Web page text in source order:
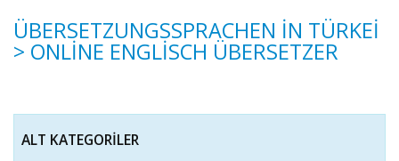
ÜBERSETZUNGSSPRACHEN IN TÜRKEI
> ONLINE ENGLISCH ÜBERSETZER
ALT KATEGORILER